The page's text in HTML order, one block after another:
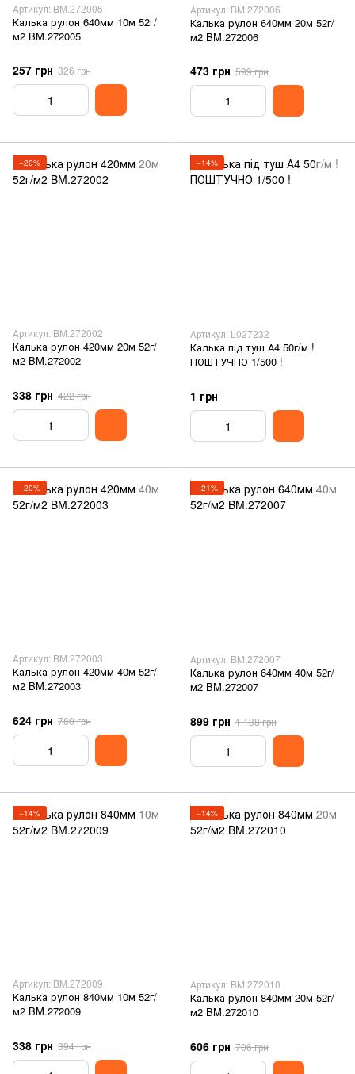
Артикул: BM.272005
Калька рулон 640мм 10м 52г/
м2 BM.272005
257 грн 326 грн
Артикул: BM.272006
Калька рулон 640мм 20м 52г/
м2 BM.272006
473 грн 599 грн
−20%
Артикул: BM.272002
Калька рулон 420мм 20м 52г/
м2 BM.272002
338 грн 422 грн
−14%
Артикул: L027232
Калька під туш А4 50г/м !
ПОШТУЧНО 1/500 !
1 грн
−20%
Артикул: BM.272003
Калька рулон 420мм 40м 52г/
м2 BM.272003
624 грн 780 грн
−21%
Артикул: BM.272007
Калька рулон 640мм 40м 52г/
м2 BM.272007
899 грн 1 138 грн
−14%
Артикул: BM.272009
Калька рулон 840мм 10м 52г/
м2 BM.272009
338 грн 394 грн
−14%
Артикул: BM.272010
Калька рулон 840мм 20м 52г/
м2 BM.272010
606 грн 706 грн